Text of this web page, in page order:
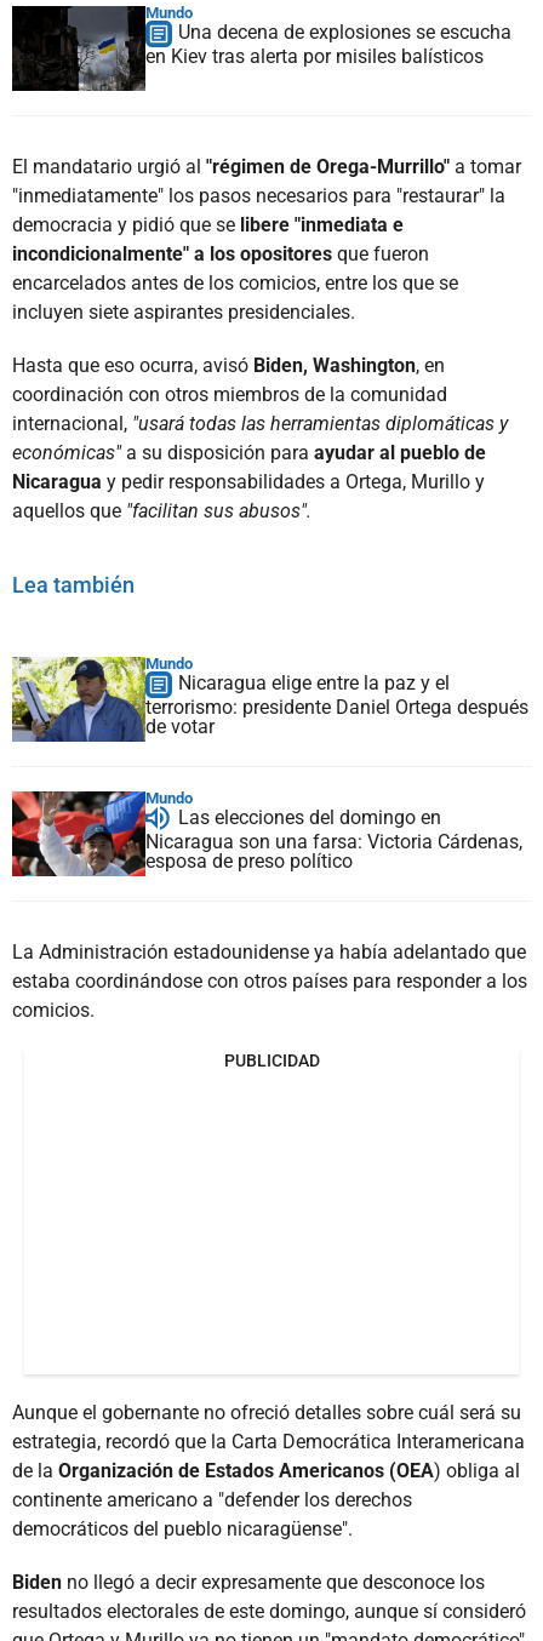
Mundo
Una decena de explosiones se escucha
en Kiev tras alerta por misiles balísticos
El mandatario urgió al "régimen de Orega-Murrillo" a tomar
"inmediatamente" los pasos necesarios para "restaurar" la
democracia y pidió que se libere "inmediata e
incondicionalmente" a los opositores que fueron
encarcelados antes de los comicios, entre los que se
incluyen siete aspirantes presidenciales.
Hasta que eso ocurra, avisó Biden, Washington, en
coordinación con otros miembros de la comunidad
internacional, "usará todas las herramientas diplomáticas y
económicas"a su disposición para ayudar al pueblo de
Nicaragua y pedir responsabilidades a Ortega, Murillo y
aquellos que "facilitan sus abusos".
Lea también
Mundo
Nicaragua elige entre la paz y el
terrorismo: presidente Daniel Ortega después
de votar
Mundo
Las elecciones del domingo en
Nicaragua son una farsa: Victoria Cárdenas,
esposa de preso político
La Administración estadounidense ya había adelantado que
estaba coordinándose con otros países para responder a los
comicios.
PUBLICIDAD
Aunque el gobernante no ofreció detalles sobre cuál será su
estrategia, recordó que la Carta Democrática Interamericana
de la Organización de Estados Americanos (OEA) obliga al
continente americano a "defender los derechos
democráticos del pueblo nicaragüense".
Biden no llegó a decir expresamente que desconoce los
resultados electorales de este domingo, aunque sí consideró